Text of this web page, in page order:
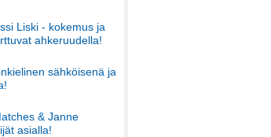
Liski - kokemus ja
ahkeruudella!
sähköisenä ja
& Janne
asialla!